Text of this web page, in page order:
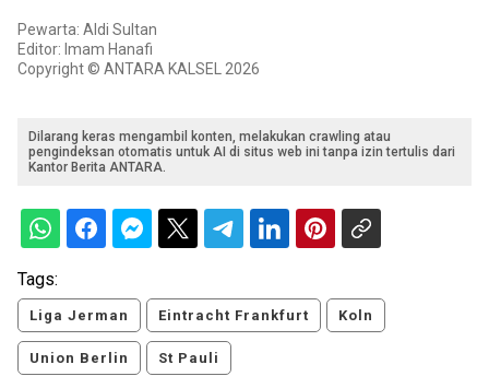
Pewarta: Aldi Sultan
Editor: Imam Hanafi
Copyright © ANTARA KALSEL 2026
Dilarang keras mengambil konten, melakukan crawling atau
pengindeksan otomatis untuk AI di situs web ini tanpa izin tertulis dari
Kantor Berita ANTARA.
Tags:
Liga Jerman Eintracht Frankfurt Koln
Union Berlin St Pauli